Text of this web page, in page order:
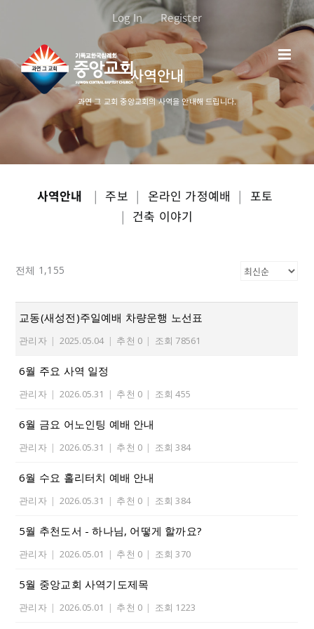
로
건
너
뛰
Log In Register
사역안내
과연 그 교회 중앙교회의 사역을 안내해 드립니다.
사역안내 | 주보 | 온라인 가정예배 | 포토
| 건축 이야기
전체 1,155
교동(새성전)주일예배 차량운행 노선표
관리자 | 2025.05.04 | 추천 0 | 조회 78561
6월 주요 사역 일정
관리자 | 2026.05.31 | 추천 0 | 조회 455
6월 금요 어노인팅 예배 안내
관리자 | 2026.05.31 | 추천 0 | 조회 384
6월 수요 홀리터치 예배 안내
관리자 | 2026.05.31 | 추천 0 | 조회 384
5월 추천도서 - 하나님, 어떻게 할까요?
관리자 | 2026.05.01 | 추천 0 | 조회 370
5월 중앙교회 사역기도제목
관리자 | 2026.05.01 | 추천 0 | 조회 1223